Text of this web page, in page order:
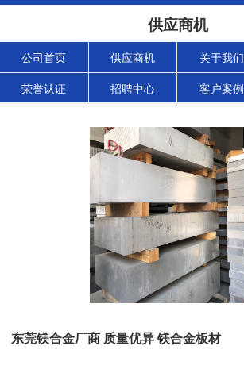
供应商机
公司首页 供应商机 关于我们
荣誉认证 招聘中心 客户案例
东莞镁合金厂商 质量优异 镁合金板材